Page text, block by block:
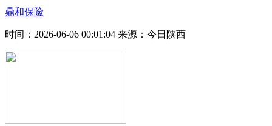
鼎和保险
时间：2026-06-06 00:01:04 来源：今日陕西